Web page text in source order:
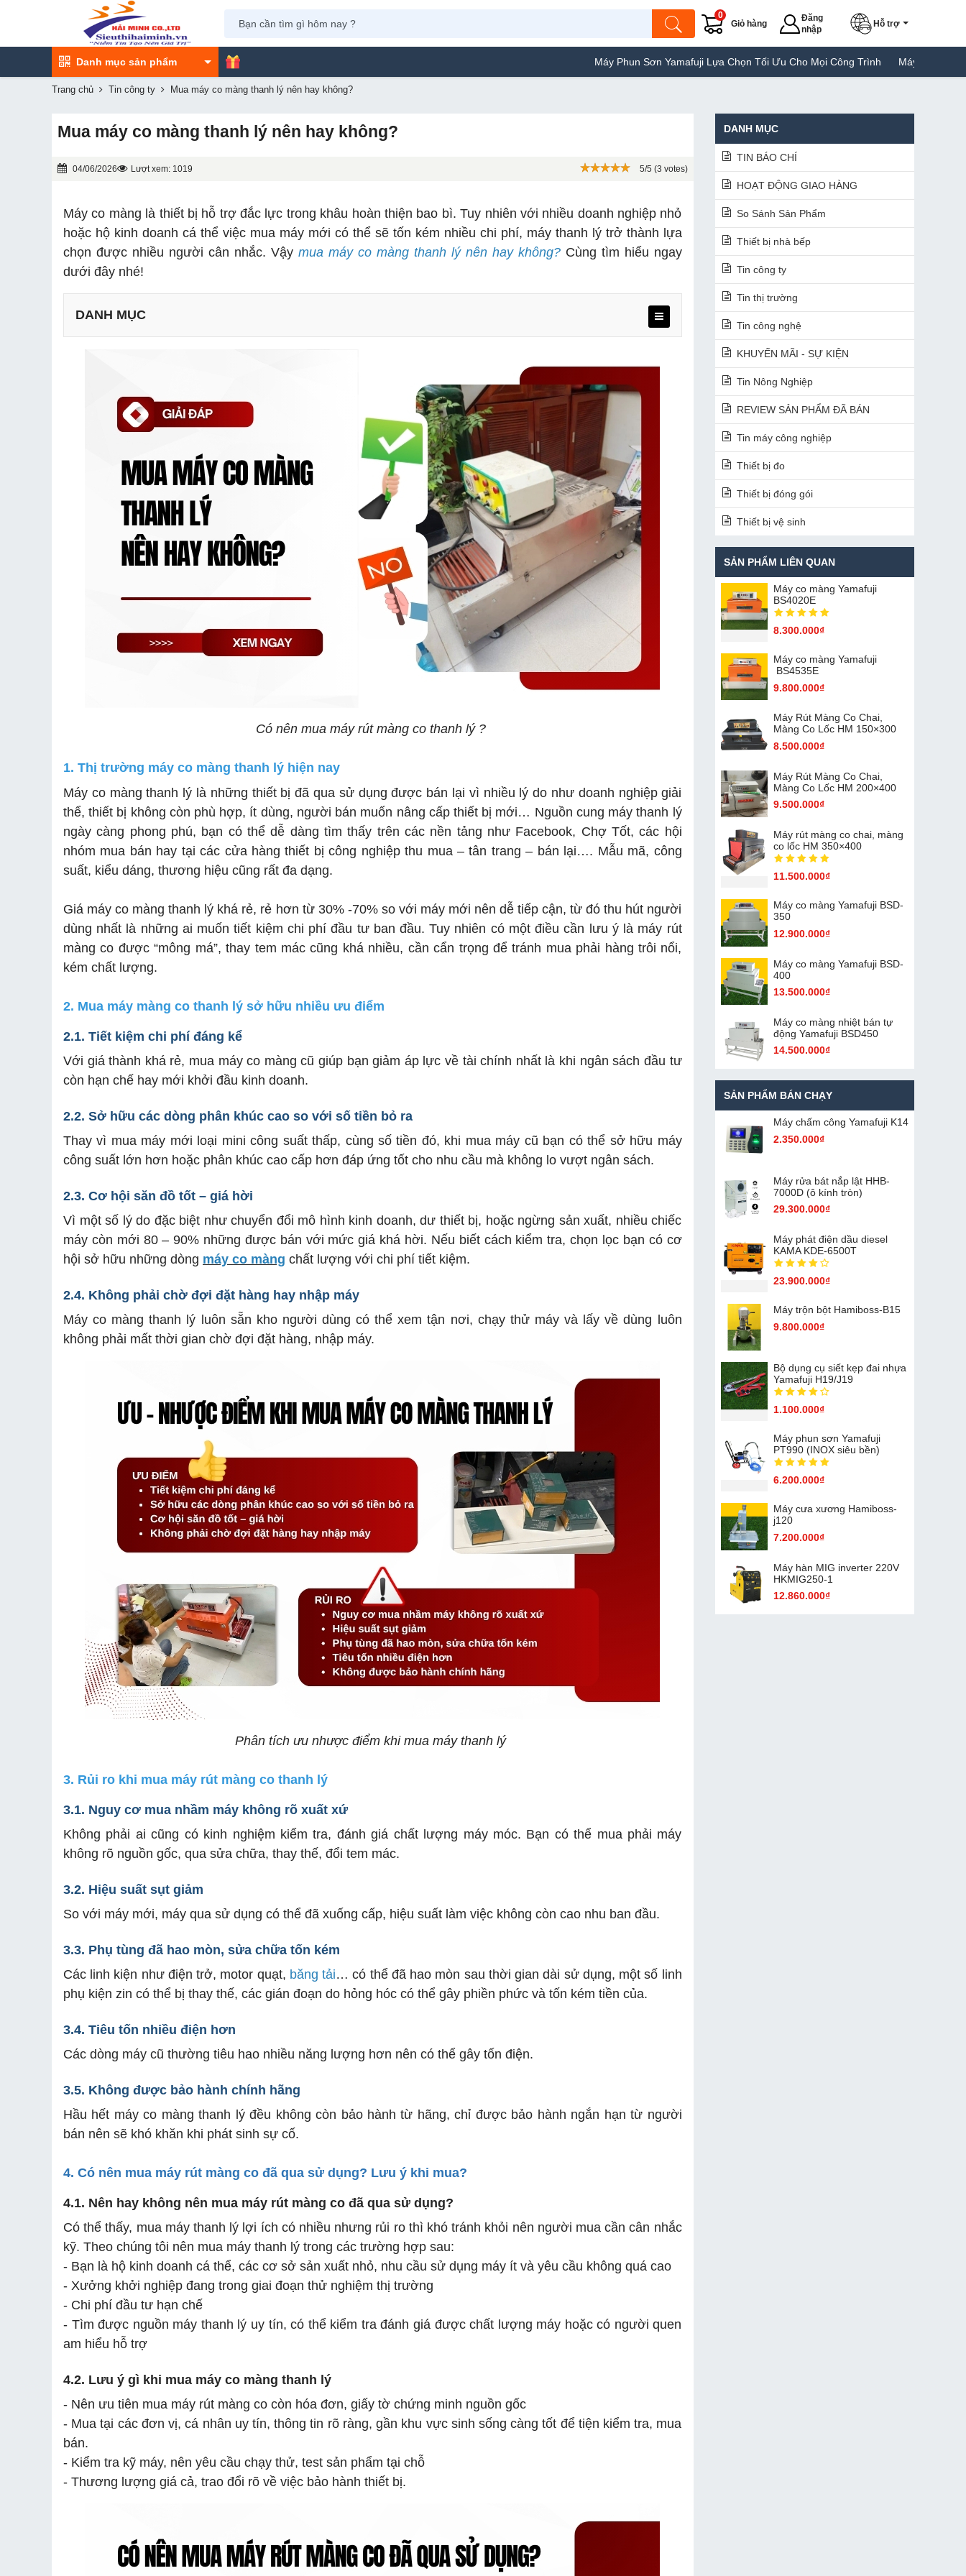
Giỏ hàng
0
Đăng
nhập
Hỗ trợ
Danh mục sản phẩm Máy Phun Sơn Yamafuji Lựa Chọn Tối Ưu Cho Mọi Công Trình Máy Hàn Túi Yamafuji Lựa
Trang chủ Tin công ty Mua máy co màng thanh lý nên hay không?
Mua máy co màng thanh lý nên hay không?
04/06/2026 Lượt xem: 1019 5/5 (3 votes)
Máy co màng là thiết bị hỗ trợ đắc lực trong khâu hoàn thiện bao bì. Tuy nhiên với nhiều doanh nghiệp nhỏ
hoặc hộ kinh doanh cá thể việc mua máy mới có thể sẽ tốn kém nhiều chi phí, máy thanh lý trở thành lựa
chọn được nhiều người cân nhắc. Vậy mua máy co màng thanh lý nên hay không?Cùng tìm hiểu ngay
dưới đây nhé!
DANH MỤC
2.3. Cơ hội săn đồ tốt – giá hời
2.4. Không phải chờ đợi đặt hàng hay nhập máy
3.1. Nguy cơ mua nhầm máy không rõ xuất xứ
3.2. Hiệu suất sụt giảm
3.3. Phụ tùng đã hao mòn, sửa chữa tốn kém
3.4. Tiêu tốn nhiều điện hơn
3.5. Không được bảo hành chính hãng
4.1. Nên hay không nên mua máy rút màng co đã qua sử dụng?
Có nên mua máy rút màng co thanh lý ?
1. Thị trường máy co màng thanh lý hiện nay
Máy co màng thanh lý là những thiết bị đã qua sử dụng được bán lại vì nhiều lý do như doanh nghiệp giải
thể, thiết bị không còn phù hợp, ít dùng, người bán muốn nâng cấp thiết bị mới… Nguồn cung máy thanh lý
ngày càng phong phú, bạn có thể dễ dàng tìm thấy trên các nền tảng như Facebook, Chợ Tốt, các hội
nhóm mua bán hay tại các cửa hàng thiết bị công nghiệp thu mua – tân trang – bán lại…. Mẫu mã, công
suất, kiểu dáng, thương hiệu cũng rất đa dạng.
Giá máy co màng thanh lý khá rẻ, rẻ hơn từ 30% -70% so với máy mới nên dễ tiếp cận, từ đó thu hút người
dùng nhất là những ai muốn tiết kiệm chi phí đầu tư ban đầu.Tuy nhiên có một điều cần lưu ý là máy rút
màng co được “mông má”, thay tem mác cũng khá nhiều, cần cẩn trọng để tránh mua phải hàng trôi nổi,
kém chất lượng.
2. Mua máy màng co thanh lý sở hữu nhiều ưu điểm
2.1. Tiết kiệm chi phí đáng kể
Với giá thành khá rẻ, mua máy co màng cũ giúp bạn giảm áp lực về tài chính nhất là khi ngân sách đầu tư
còn hạn chế hay mới khởi đầu kinh doanh.
2.2. Sở hữu các dòng phân khúc cao so với số tiền bỏ ra
Thay vì mua máy mới loại mini công suất thấp, cùng số tiền đó, khi mua máy cũ bạn có thể sở hữu máy
công suất lớn hơn hoặc phân khúc cao cấp hơn đáp ứng tốt cho nhu cầu mà không lo vượt ngân sách.
2.3. Cơ hội săn đồ tốt – giá hời
Vì một số lý do đặc biệt như chuyển đổi mô hình kinh doanh, dư thiết bị, hoặc ngừng sản xuất, nhiều chiếc
máy còn mới 80 – 90% những được bán với mức giá khá hời. Nếu biết cách kiểm tra, chọn lọc bạn có cơ
hội sở hữu những dòng máy co màng chất lượng với chi phí tiết kiệm.
2.4. Không phải chờ đợi đặt hàng hay nhập máy
Máy co màng thanh lý luôn sẵn kho người dùng có thể xem tận nơi, chạy thử máy và lấy về dùng luôn
không phải mất thời gian chờ đợi đặt hàng, nhập máy.
Phân tích ưu nhược điểm khi mua máy thanh lý
3. Rủi ro khi mua máy rút màng co thanh lý
3.1. Nguy cơ mua nhầm máy không rõ xuất xứ
Không phải ai cũng có kinh nghiệm kiểm tra, đánh giá chất lượng máy móc. Bạn có thể mua phải máy
không rõ nguồn gốc, qua sửa chữa, thay thế, đổi tem mác.
3.2. Hiệu suất sụt giảm
So với máy mới, máy qua sử dụng có thể đã xuống cấp, hiệu suất làm việc không còn cao nhu ban đầu.
3.3. Phụ tùng đã hao mòn, sửa chữa tốn kém
Các linh kiện như điện trở, motor quạt, băng tải… có thể đã hao mòn sau thời gian dài sử dụng, một số linh
phụ kiện zin có thể bị thay thế, các gián đoạn do hỏng hóc có thể gây phiền phức và tốn kém tiền của.
3.4. Tiêu tốn nhiều điện hơn
Các dòng máy cũ thường tiêu hao nhiều năng lượng hơn nên có thể gây tốn điện.
3.5. Không được bảo hành chính hãng
Hầu hết máy co màng thanh lý đều không còn bảo hành từ hãng, chỉ được bảo hành ngắn hạn từ người
bán nên sẽ khó khăn khi phát sinh sự cố.
4. Có nên mua máy rút màng co đã qua sử dụng? Lưu ý khi mua?
4.1. Nên hay không nên mua máy rút màng co đã qua sử dụng?
Có thể thấy, mua máy thanh lý lợi ích có nhiều nhưng rủi ro thì khó tránh khỏi nên người mua cần cân nhắc
kỹ. Theo chúng tôi nên mua máy thanh lý trong các trường hợp sau:
- Bạn là hộ kinh doanh cá thể, các cơ sở sản xuất nhỏ, nhu cầu sử dụng máy ít và yêu cầu không quá cao
- Xưởng khởi nghiệp đang trong giai đoạn thử nghiệm thị trường
- Chi phí đầu tư hạn chế
- Tìm được nguồn máy thanh lý uy tín, có thể kiểm tra đánh giá được chất lượng máy hoặc có người quen
am hiểu hỗ trợ
4.2. Lưu ý gì khi mua máy co màng thanh lý
- Nên ưu tiên mua máy rút màng co còn hóa đơn, giấy tờ chứng minh nguồn gốc
- Mua tại các đơn vị, cá nhân uy tín, thông tin rõ ràng, gần khu vực sinh sống càng tốt để tiện kiểm tra, mua
bán.
- Kiểm tra kỹ máy, nên yêu cầu chạy thử, test sản phẩm tại chỗ
- Thương lượng giá cả, trao đổi rõ về việc bảo hành thiết bị.
DANH MỤC
TIN BÁO CHÍ
HOẠT ĐỘNG GIAO HÀNG
So Sánh Sản Phẩm
Thiết bị nhà bếp
Tin công ty
Tin thị trường
Tin công nghệ
KHUYẾN MÃI - SỰ KIỆN
Tin Nông Nghiệp
REVIEW SẢN PHẨM ĐÃ BÁN
Tin máy công nghiệp
Thiết bị đo
Thiết bị đóng gói
Thiết bị vệ sinh
SẢN PHẨM LIÊN QUAN
Máy co màng Yamafuji
BS4020E
8.300.000₫
Máy co màng Yamafuji
BS4535E
9.800.000₫
Máy Rút Màng Co Chai,
Màng Co Lốc HM 150×300
8.500.000₫
Máy Rút Màng Co Chai,
Màng Co Lốc HM 200×400
9.500.000₫
Máy rút màng co chai, màng
co lốc HM 350×400
11.500.000₫
Máy co màng Yamafuji BSD-
350
12.900.000₫
Máy co màng Yamafuji BSD-
400
13.500.000₫
Máy co màng nhiệt bán tự
động Yamafuji BSD450
14.500.000₫
SẢN PHẨM BÁN CHẠY
Máy chấm cô​ng Yamafuji K14
2.350.000₫
Máy rửa bát nắp lật HHB-
7000D (ô kính tròn)
29.300.000₫
Máy phát điện dầu diesel
KAMA KDE-6500T
23.900.000₫
Máy trộn bột Hamiboss-B15
9.800.000₫
Bộ dụng cụ siết kẹp đai nhựa
Yamafuji H19/J19
1.100.000₫
Máy phun sơn Yamafuji
PT990 (INOX siêu bền)
6.200.000₫
Máy cưa xương Hamiboss-
j120
7.200.000₫
Máy hàn MIG inverter 220V
HKMIG250-1
12.860.000₫